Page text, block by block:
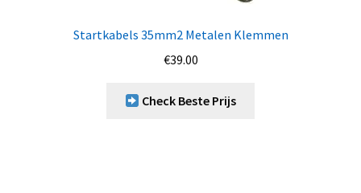
Startkabels 35mm2 Metalen Klemmen
€39.00
Check Beste Prijs